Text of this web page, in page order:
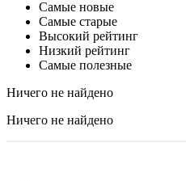
Самые новые
Самые старые
Высокий рейтинг
Низкий рейтинг
Самые полезные
Ничего не найдено
Ничего не найдено